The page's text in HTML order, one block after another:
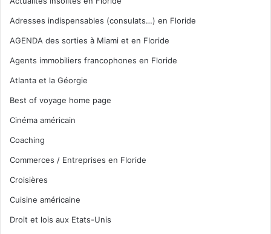
Adresses indispensables (consulats…) en Floride
AGENDA des sorties à Miami et en Floride
Agents immobiliers francophones en Floride
Atlanta et la Géorgie
Best of voyage home page
Cinéma américain
Coaching
Commerces / Entreprises en Floride
Croisières
Cuisine américaine
Droit et lois aux Etats-Unis